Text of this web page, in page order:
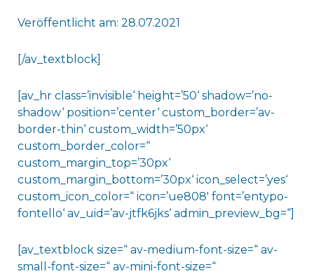
Veröffentlicht am: 28.07.2021
[/av_textblock]
[av_hr class=’invisible‘ height=’50‘ shadow=’no-
shadow‘ position=’center‘ custom_border=’av-
border-thin‘ custom_width=’50px‘
custom_border_color=“
custom_margin_top=’30px‘
custom_margin_bottom=’30px‘ icon_select=’yes‘
custom_icon_color=“ icon=’ue808′ font=’entypo-
fontello‘ av_uid=’av-jtfk6jks‘ admin_preview_bg=“]
[av_textblock size=“ av-medium-font-size=“ av-
small-font-size=“ av-mini-font-size=“